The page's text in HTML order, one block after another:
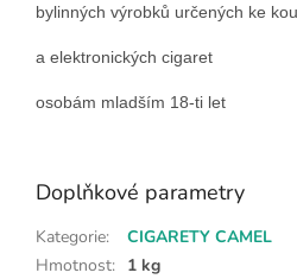
bylinných výrobků určených ke
a elektronických cigaret
osobám mladším 18-ti let
Doplňkové parametry
Kategorie:
CIGARETY CAMEL
Hmotnost: 1 kg